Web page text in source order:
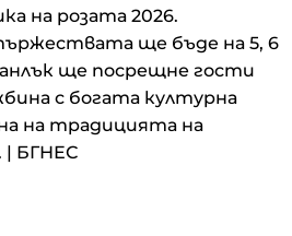
на розата 2026.
ще бъде на 5, 6
ще посрещне гости
с богата културна
на традицията на
| БГНЕС